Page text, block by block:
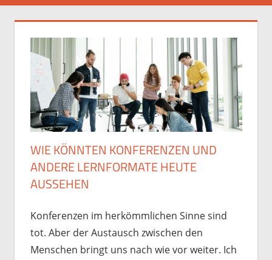
WIE KÖNNTEN KONFERENZEN UND
ANDERE LERNFORMATE HEUTE
AUSSEHEN
Konferenzen im herkömmlichen Sinne sind
tot. Aber der Austausch zwischen den
Menschen bringt uns nach wie vor weiter. Ich